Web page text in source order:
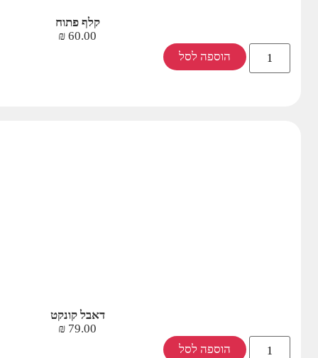
קלף פתוח
60.00
₪
הוספה לסל
דאבל קונקט
79.00
₪
הוספה לסל